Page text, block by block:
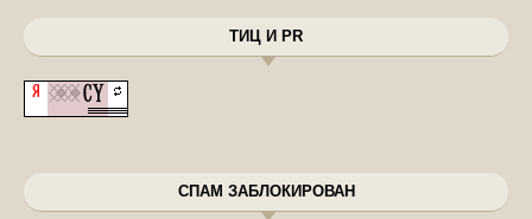
ТИЦ И PR
СПАМ ЗАБЛОКИРОВАН